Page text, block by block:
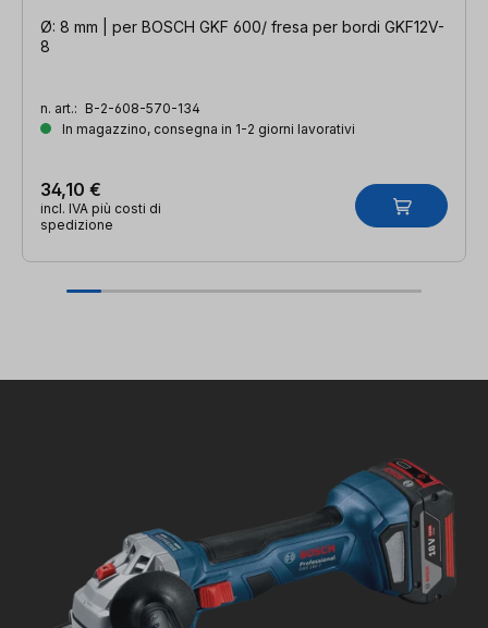
Ø: 8 mm | per BOSCH GKF 600/ fresa per bordi GKF12V-
8
n. art.: B-2-608-570-134
In magazzino, consegna in 1-2 giorni lavorativi
34,10 €
incl. IVA più costi di
spedizione